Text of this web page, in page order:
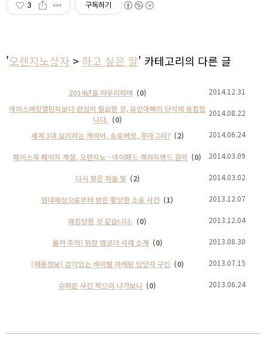
3 구독하기
'오렌지노상자 > 하고 싶은 말' 카테고리의 다른 글
2014년을 마무리하며 (0)
2014.12.31
아이스버킷챌린지보다 관심이 필요한 것, 유민아빠의 단식에 동참합
니다. (0)
2014.08.22
세계 3대 요리라는 캐비어, 송로버섯, 푸아그라? (2) 2014.06.24
페이스북 페이지 개설. 오렌지노 - 아이패드 개러지밴드 음악 (0) 2014.03.09
다시 찾은 하늘 빛 (2) 2014.03.02
현대해상으로부터 받은 황당한 소송 사건 (1) 2013.12.07
해킹당한 것 같습니다. (0) 2013.12.04
몰카 주의! 위장 캠코더 사례 소개 (0) 2013.08.30
[채용정보] 감각있는 바이럴 마케팅 담당자 구인 (0) 2013.07.15
슈퍼문 사진 찍으러 나가보니 (0) 2013.06.24